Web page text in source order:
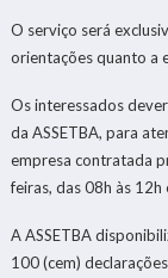
O serviço será
orientações quanto a
Os interessados
da ASSETBA, para
empresa contratada
feiras, das 08h às 12h
A ASSETBA
100 (cem)